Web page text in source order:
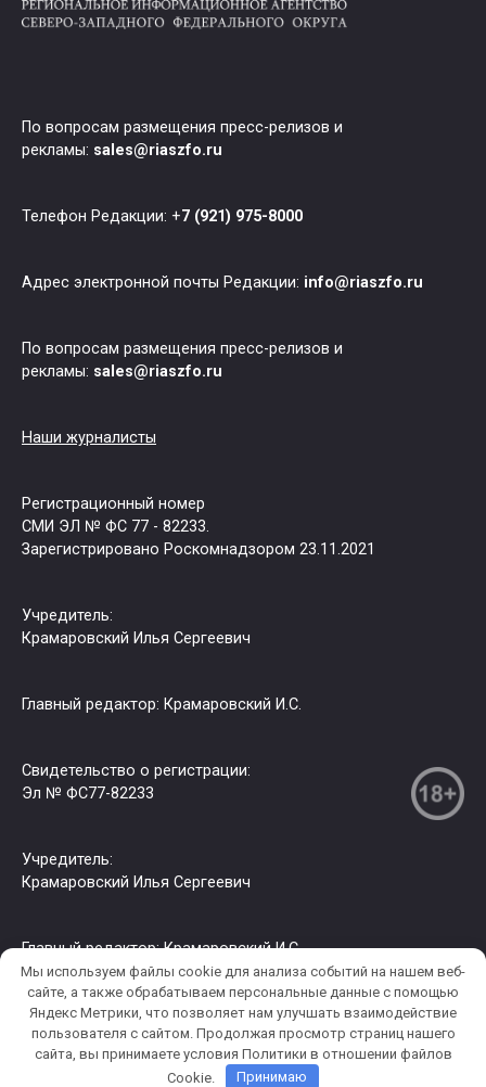
По вопросам размещения пресс-релизов и
рекламы: sales@riaszfo.ru
Телефон Редакции: +7 (921) 975-8000
Адрес электронной почты Редакции: info@riaszfo.ru
По вопросам размещения пресс-релизов и
рекламы: sales@riaszfo.ru
Наши журналисты
Регистрационный номер
СМИ ЭЛ № ФС 77 - 82233.
Зарегистрировано Роскомнадзором 23.11.2021
Учредитель:
Крамаровский Илья Сергеевич
Главный редактор: Крамаровский И.С.
Свидетельство о регистрации:
Эл № ФС77-82233
Учредитель:
Крамаровский Илья Сергеевич
Главный редактор: Крамаровский И.С.
© 2026 РИА СЗФО. Копирование информации только с
разрешения правообладателя.
Мы используем файлы cookie для анализа событий на нашем веб-
сайте, а также обрабатываем персональные данные с помощью
Яндекс Метрики, что позволяет нам улучшать взаимодействие
пользователя c сайтом. Продолжая просмотр страниц нашего
сайта, вы принимаете условия Политики в отношении файлов
Cookie.
Принимаю